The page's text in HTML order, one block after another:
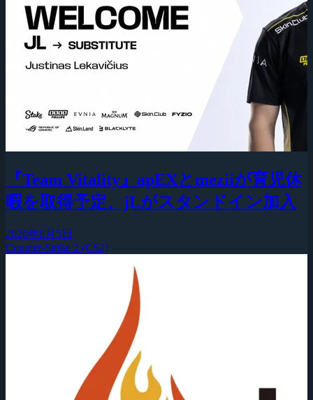
『Team Vitality』apEXとmeziiが育児休
暇を取得予定、jLがスタンドイン加入
2026年8月5日
Counter-Strike 2 (CS2)